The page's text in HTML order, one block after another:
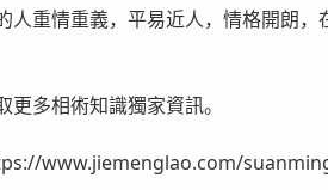
人重情重義，平易近人，情格開朗
多相術知識獨家資訊。
www.jiemenglao.com/